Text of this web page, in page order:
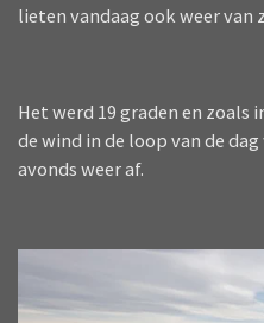
lieten vandaag ook weer van
Het werd 19 graden en
de wind in de loop van de
avonds weer af.